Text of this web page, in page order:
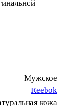
Мужское
Reebok
кожа